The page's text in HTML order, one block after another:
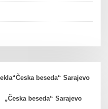
beseda“ Sarajevo
beseda“ Sarajevo